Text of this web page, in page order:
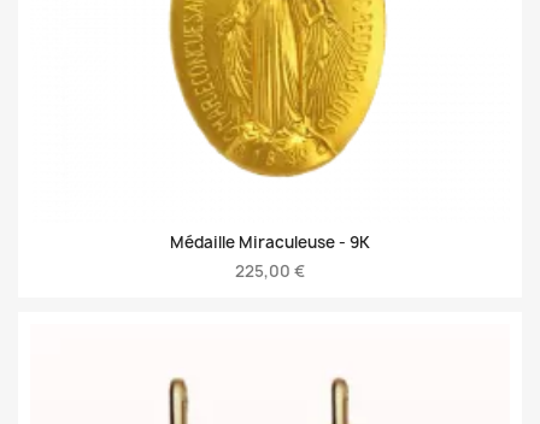
Médaille Miraculeuse - 9K
225,00 €